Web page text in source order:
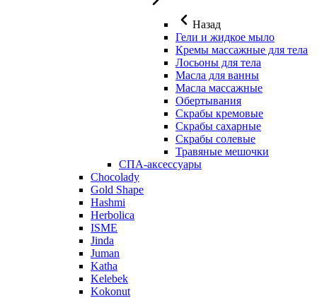
Назад
Гели и жидкое мыло
Кремы массажные для тела
Лосьоны для тела
Масла для ванны
Масла массажные
Обертывания
Скрабы кремовые
Скрабы сахарные
Скрабы солевые
Травяные мешочки
СПА-аксессуары
Chocolady
Gold Shape
Hashmi
Herbolica
ISME
Jinda
Juman
Katha
Kelebek
Kokonut